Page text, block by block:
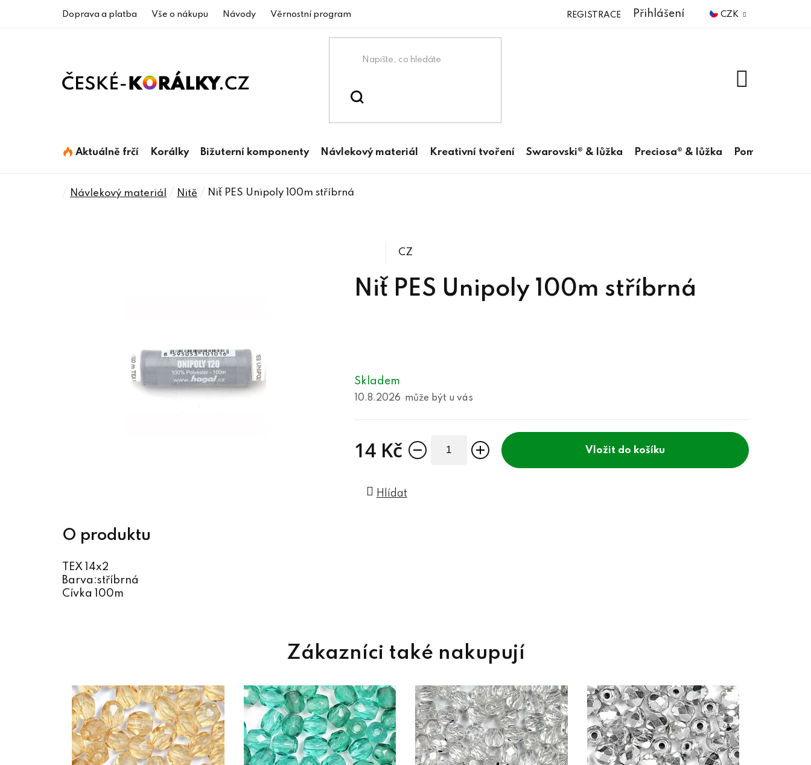
Doprava a platba Vše o nákupu Návody Věrnostní program CZK
Přihlášení
REGISTRACE
Aktuálně frčí Korálky Bižuterní komponenty Návlekový materiál Kreativní tvoření Swarovski® & lůžka Preciosa® & lůžka Pomůcky
Domů
Návlekový materiál Nitě Niť PES Unipoly 100m stříbrná
Niť PES Unipoly 100m stříbrná
CZ
Skladem
10.8.2026
14 Kč do košíku
Hlídat
TEX 14x2
Barva:stříbrná
Cívka 100m